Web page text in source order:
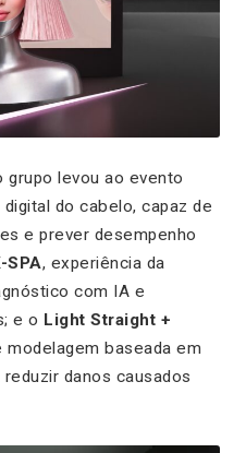
grupo levou ao evento
do cabelo, capaz de
e prever desempenho
SPA, experiência da
com IA e
e o Light Straight +
modelagem baseada em
danos causados